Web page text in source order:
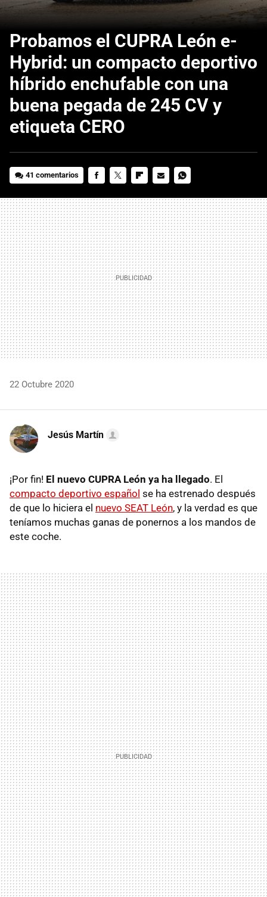
Probamos el CUPRA León e-
Hybrid: un compacto deportivo
híbrido enchufable con una
buena pegada de 245 CV y
etiqueta CERO
41 comentarios
MAIL
22 Octubre 2020
Jesús Martín
¡Por fin! El nuevo CUPRA León ya ha llegado. El
compacto deportivo español se ha estrenado después
de que lo hiciera el nuevo SEAT León, y la verdad es que
teníamos muchas ganas de ponernos a los mandos de
este coche.